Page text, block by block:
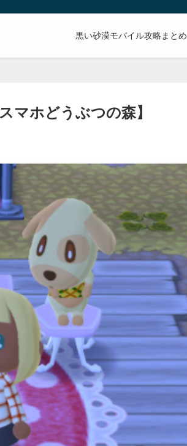
黒い砂漠モバイル攻略まとめ
マホどうぶつの森】